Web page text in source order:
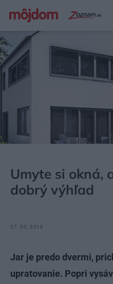
Umyte si okná,
dobrý výhľad
27. 03. 2018
Jar je predo dvermi,
upratovanie. Popri